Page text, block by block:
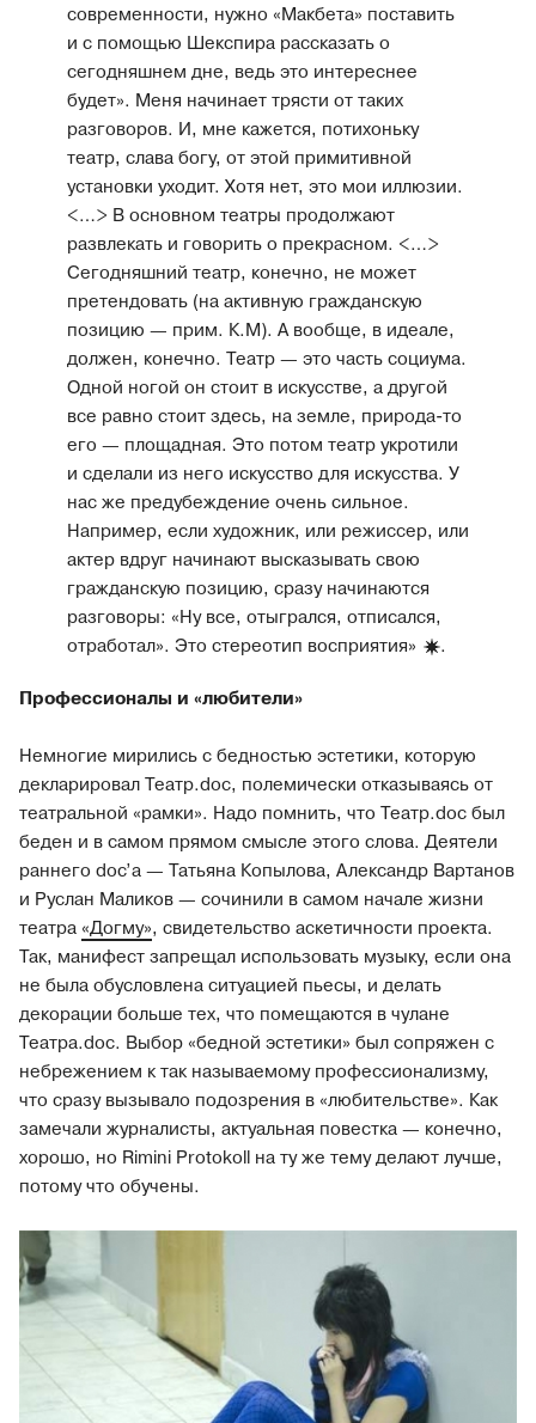
современности, нужно «Макбета» поставить
и с помощью Шекспира рассказать о
сегодняшнем дне, ведь это интереснее
будет». Меня начинает трясти от таких
разговоров. И, мне кажется, потихоньку
театр, слава богу, от этой примитивной
установки уходит. Хотя нет, это мои иллюзии.
<…> В основном театры продолжают
развлекать и говорить о прекрасном. <…>
Сегодняшний театр, конечно, не может
претендовать (на активную гражданскую
позицию — прим. К.М). А вообще, в идеале,
должен, конечно. Театр — это часть социума.
Одной ногой он стоит в искусстве, а другой
все равно стоит здесь, на земле, природа-то
его — площадная. Это потом театр укротили
и сделали из него искусство для искусства. У
нас же предубеждение очень сильное.
Например, если художник, или режиссер, или
актер вдруг начинают высказывать свою
гражданскую позицию, сразу начинаются
разговоры: «Ну все, отыгрался, отписался,
отработал». Это стереотип восприятия» .
Профессионалы и «любители»
Немногие мирились с бедностью эстетики, которую
декларировал Театр.doc, полемически отказываясь от
театральной «рамки». Надо помнить, что Театр.doc был
беден и в самом прямом смысле этого слова. Деятели
раннего doc’а — Татьяна Копылова, Александр Вартанов
и Руслан Маликов — сочинили в самом начале жизни
театра «Догму», свидетельство аскетичности проекта.
Так, манифест запрещал использовать музыку, если она
не была обусловлена ситуацией пьесы, и делать
декорации больше тех, что помещаются в чулане
Театра.doc. Выбор «бедной эстетики» был сопряжен с
небрежением к так называемому профессионализму,
что сразу вызывало подозрения в «любительстве». Как
замечали журналисты, актуальная повестка — конечно,
хорошо, но Rimini Protokoll на ту же тему делают лучше,
потому что обучены.